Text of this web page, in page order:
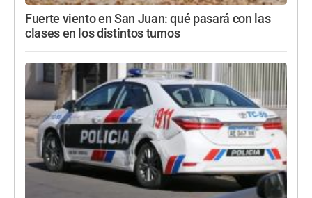
Fuerte viento en San Juan: qué pasará con las
clases en los distintos turnos